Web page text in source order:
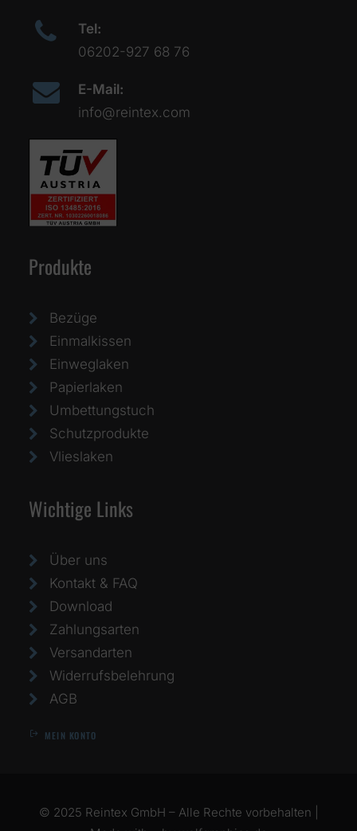
Tel:
06202-927 68 76
E-Mail:
info@reintex.com
Produkte
Bezüge
Einmalkissen
Einweglaken
Papierlaken
Umbettungstuch
Schutzprodukte
Vlieslaken
Wichtige Links
Über uns
Kontakt & FAQ
Download
Zahlungsarten
Versandarten
Widerrufsbelehrung
AGB
MEIN KONTO
© 2025 Reintex GmbH – Alle Rechte vorbehalten |